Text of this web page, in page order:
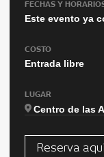
FECHAS Y
Este evento ya
COSTO
Entrada libre
LUGAR
Centro de las
Reserva aquí